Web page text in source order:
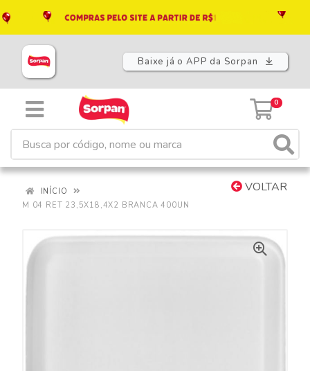
Baixe já o APP da Sorpan
0
VOLTAR
INÍCIO
M 04 RET 23,5X18,4X2 BRANCA 400UN